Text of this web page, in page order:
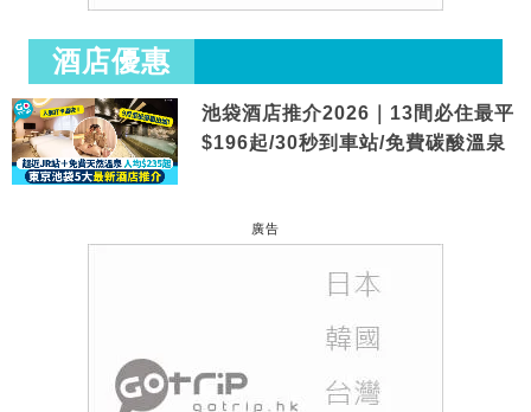
酒店優惠
池袋酒店推介2026｜13間必住最平
$196起/30秒到車站/免費碳酸溫泉
廣告